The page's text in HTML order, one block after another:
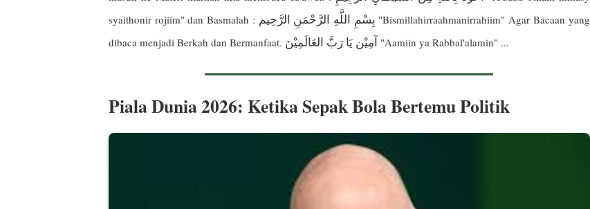
syaithonir rojiim" dan Basmalah : بِسْمِ اللَّهِ الرَّحْمَنِ الرَّحِيم "Bismillahirraahmanirrahiim" Agar Bacaan yang
dibaca menjadi Berkah dan Bermanfaat. آمِيْن يَا رَبَّ العَالَمِيْنَ "Aamiin ya Rabbal'alamin" ...
Piala Dunia 2026: Ketika Sepak Bola Bertemu Politik